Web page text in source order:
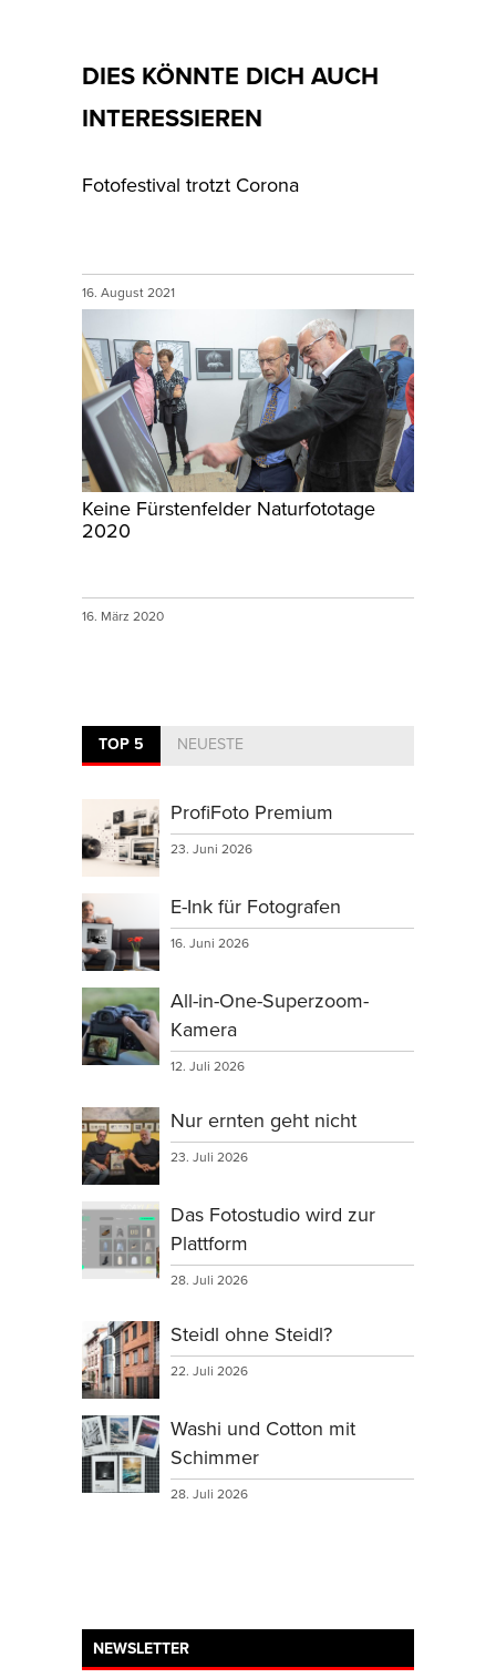
DIES KÖNNTE DICH AUCH
INTERESSIEREN
Fotofestival trotzt Corona
16. August 2021
Keine Fürstenfelder Naturfototage
2020
16. März 2020
TOP 5 NEUESTE
ProfiFoto Premium
23. Juni 2026
E-Ink für Fotografen
16. Juni 2026
All-in-One-Superzoom-
Kamera
12. Juli 2026
Nur ernten geht nicht
23. Juli 2026
Das Fotostudio wird zur
Plattform
28. Juli 2026
Steidl ohne Steidl?
22. Juli 2026
Washi und Cotton mit
Schimmer
28. Juli 2026
NEWSLETTER